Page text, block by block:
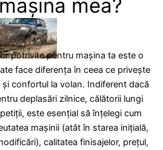
mea?
potrivite pentru mașina ta este o
face diferența în ceea ce privește
confortul la volan. Indiferent dacă
deplasări zilnice, călătorii lungi
este esențial să înțelegi cum
mașinii (atât în starea inițială,
calitatea finisajelor, prețul,